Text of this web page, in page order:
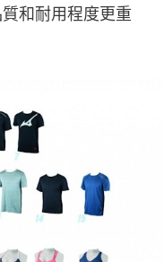
和耐用程度更重